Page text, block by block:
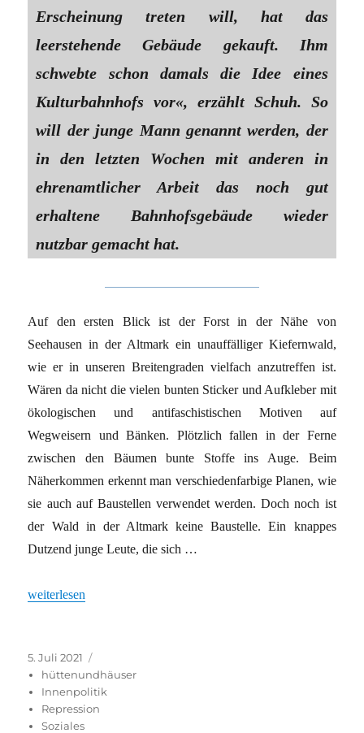
Erscheinung treten will, hat das
leerstehende Gebäude gekauft. Ihm
schwebte schon damals die Idee eines
Kulturbahnhofs vor«, erzählt Schuh. So
will der junge Mann genannt werden, der
in den letzten Wochen mit anderen in
ehrenamtlicher Arbeit das noch gut
erhaltene Bahnhofsgebäude wieder
nutzbar gemacht hat.
Auf den ersten Blick ist der Forst in der Nähe von
Seehausen in der Altmark ein unauffälliger Kiefernwald,
wie er in unseren Breitengraden vielfach anzutreffen ist.
Wären da nicht die vielen bunten Sticker und Aufkleber mit
ökologischen und antifaschistischen Motiven auf
Wegweisern und Bänken. Plötzlich fallen in der Ferne
zwischen den Bäumen bunte Stoffe ins Auge. Beim
Näherkommen erkennt man verschiedenfarbige Planen, wie
sie auch auf Baustellen verwendet werden. Doch noch ist
der Wald in der Altmark keine Baustelle. Ein knappes
Dutzend junge Leute, die sich …
„Lieber Kiefern als Beton“
weiterlesen
Veröffentlicht
am
5. Juli 2021
hüttenundhäuser
Innenpolitik
Repression
Soziales